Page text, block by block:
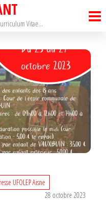
Vitae…
UFOLEP Aisne
28 octobre 2023